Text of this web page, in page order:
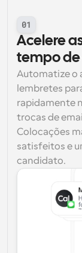
01
Acelere
tempo
Automatize o
lembretes
rapidamente
trocas de
Colocações
satisfeitos e
candidato.